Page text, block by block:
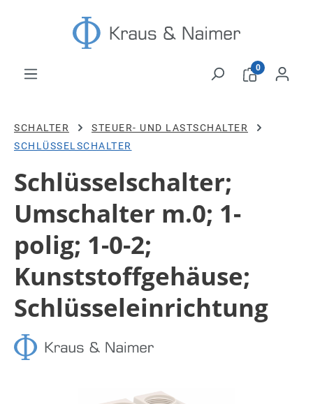
Zum Hauptinhalt springen
0
SCHALTER
STEUER- UND LASTSCHALTER
SCHLÜSSELSCHALTER
Schlüsselschalter;
Umschalter m.0; 1-
polig; 1-0-2;
Kunststoffgehäuse;
Schlüsseleinrichtung
Bildergalerie überspringen